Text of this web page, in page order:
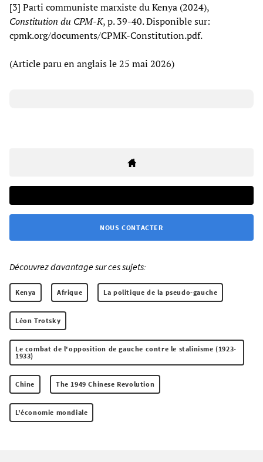
[3] Parti communiste marxiste du Kenya (2024),
Constitution du CPM-K, p. 39-40. Disponible sur:
cpmk.org/documents/CPMK-Constitution.pdf.
(Article paru en anglais le 25 mai 2026)
NOUS CONTACTER
Découvrez davantage sur ces sujets:
Kenya Afrique La politique de la pseudo-gauche
Léon Trotsky
Le combat de l'opposition de gauche contre le stalinisme (1923-
1933)
Chine The 1949 Chinese Revolution
L'économie mondiale